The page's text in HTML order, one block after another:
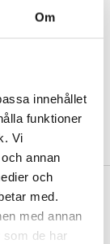
Om
innehållet
funktioner
Vi
annan
och
med.
med annan
som de har
leverans bestäms
mer här »